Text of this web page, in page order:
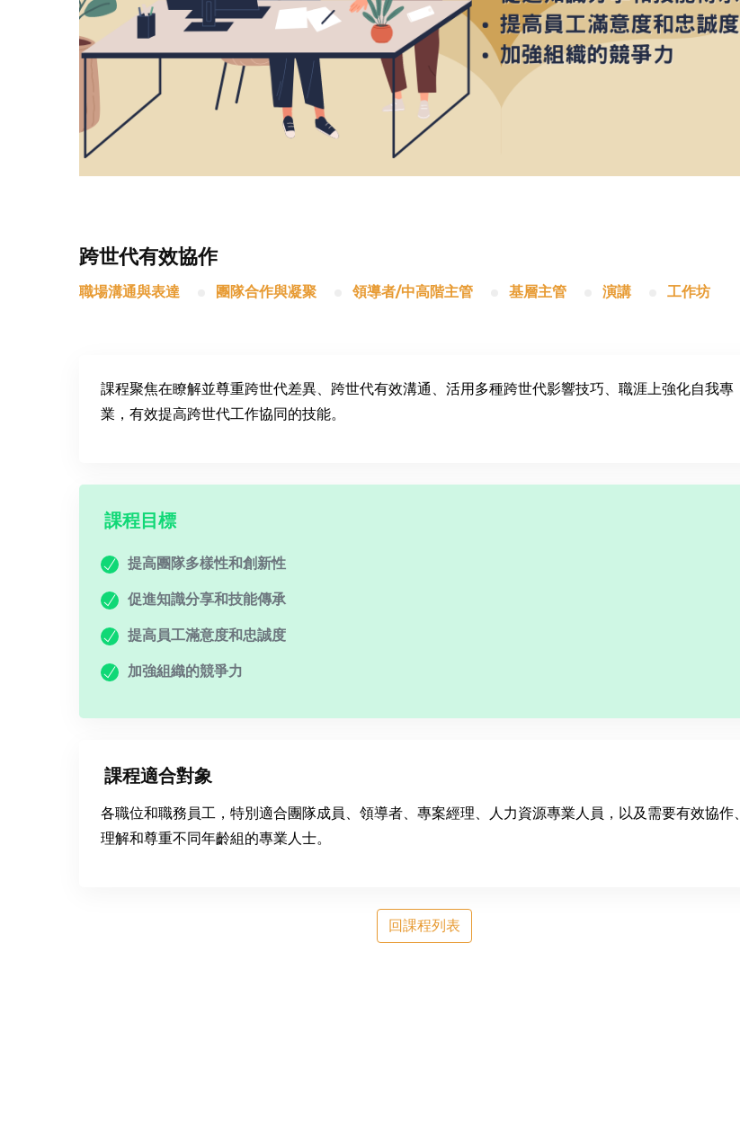
跨世代有效協作
職場溝通與表達 團隊合作與凝聚 領導者/中高階主管 基層主管 演講 工作坊
課程聚焦在瞭解並尊重跨世代差異、跨世代有效溝通、活用多種跨世代影響技巧、職涯上強化自我專
業，有效提高跨世代工作協同的技能。
課程目標
提高團隊多樣性和創新性
促進知識分享和技能傳承
提高員工滿意度和忠誠度
加強組織的競爭力
課程適合對象
各職位和職務員工，特別適合團隊成員、領導者、專案經理、人力資源專業人員，以及需要有效協作、
理解和尊重不同年齡組的專業人士。
回課程列表